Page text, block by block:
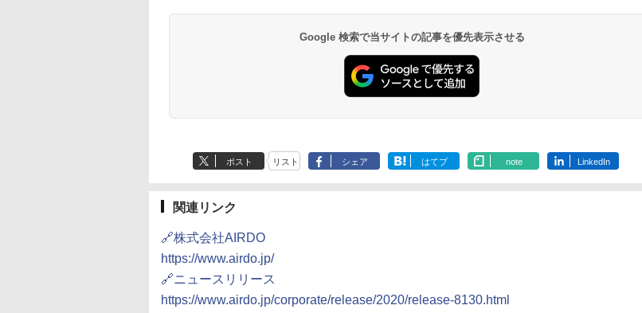
10,450円～
19,541円～
7,950円～
5,758円～
Google 検索で当サイトの記事を優先表示させる
ポスト リスト シェア はてブ note LinkedIn
関連リンク
🔗株式会社AIRDO
https://www.airdo.jp/
🔗ニュースリリース
https://www.airdo.jp/corporate/release/2020/release-8130.html